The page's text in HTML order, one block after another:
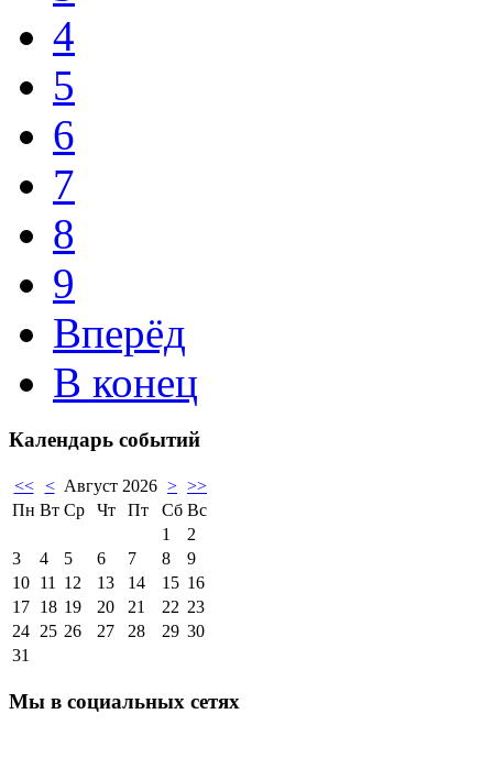
4
5
6
7
8
9
Вперёд
В конец
Календарь событий
<< < Август 2026 > >>
Пн Вт Ср Чт Пт Сб Вс
1
2
3
4 5 6 7 8
9
10 11 12 13 14 15 16
17 18 19 20 21 22 23
24 25 26 27 28 29 30
31
Мы в социальных сетях